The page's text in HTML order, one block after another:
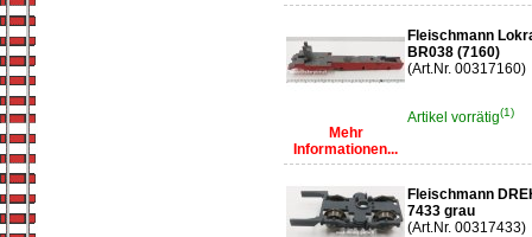
Mehr
Informationen...
Fleischmann
BR038 (7160)
(Art.Nr. 00317160)
Artikel vorrätig(1)
Fleischmann
7433 grau
(Art.Nr. 00317433)